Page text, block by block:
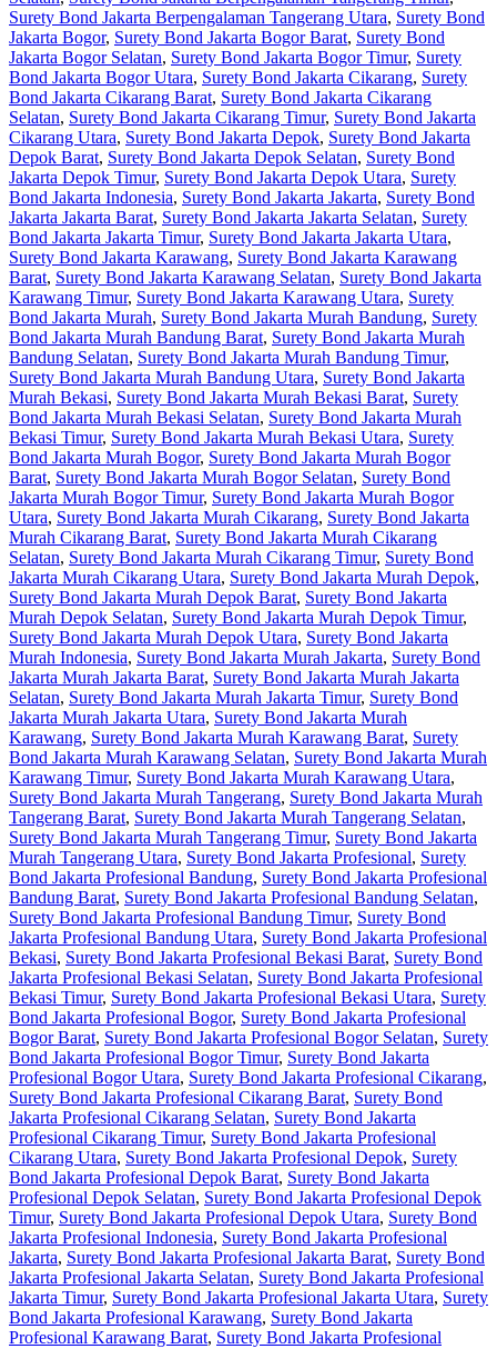
Surety Bond Jakarta Berpengalaman Tangerang Utara, Surety Bond
Jakarta Bogor, Surety Bond Jakarta Bogor Barat, Surety Bond
Jakarta Bogor Selatan, Surety Bond Jakarta Bogor Timur, Surety
Bond Jakarta Bogor Utara, Surety Bond Jakarta Cikarang, Surety
Bond Jakarta Cikarang Barat, Surety Bond Jakarta Cikarang
Selatan, Surety Bond Jakarta Cikarang Timur, Surety Bond Jakarta
Cikarang Utara, Surety Bond Jakarta Depok, Surety Bond Jakarta
Depok Barat, Surety Bond Jakarta Depok Selatan, Surety Bond
Jakarta Depok Timur, Surety Bond Jakarta Depok Utara, Surety
Bond Jakarta Indonesia, Surety Bond Jakarta Jakarta, Surety Bond
Jakarta Jakarta Barat, Surety Bond Jakarta Jakarta Selatan, Surety
Bond Jakarta Jakarta Timur, Surety Bond Jakarta Jakarta Utara,
Surety Bond Jakarta Karawang, Surety Bond Jakarta Karawang
Barat, Surety Bond Jakarta Karawang Selatan, Surety Bond Jakarta
Karawang Timur, Surety Bond Jakarta Karawang Utara, Surety
Bond Jakarta Murah, Surety Bond Jakarta Murah Bandung, Surety
Bond Jakarta Murah Bandung Barat, Surety Bond Jakarta Murah
Bandung Selatan, Surety Bond Jakarta Murah Bandung Timur,
Surety Bond Jakarta Murah Bandung Utara, Surety Bond Jakarta
Murah Bekasi, Surety Bond Jakarta Murah Bekasi Barat, Surety
Bond Jakarta Murah Bekasi Selatan, Surety Bond Jakarta Murah
Bekasi Timur, Surety Bond Jakarta Murah Bekasi Utara, Surety
Bond Jakarta Murah Bogor, Surety Bond Jakarta Murah Bogor
Barat, Surety Bond Jakarta Murah Bogor Selatan, Surety Bond
Jakarta Murah Bogor Timur, Surety Bond Jakarta Murah Bogor
Utara, Surety Bond Jakarta Murah Cikarang, Surety Bond Jakarta
Murah Cikarang Barat, Surety Bond Jakarta Murah Cikarang
Selatan, Surety Bond Jakarta Murah Cikarang Timur, Surety Bond
Jakarta Murah Cikarang Utara, Surety Bond Jakarta Murah Depok,
Surety Bond Jakarta Murah Depok Barat, Surety Bond Jakarta
Murah Depok Selatan, Surety Bond Jakarta Murah Depok Timur,
Surety Bond Jakarta Murah Depok Utara, Surety Bond Jakarta
Murah Indonesia, Surety Bond Jakarta Murah Jakarta, Surety Bond
Jakarta Murah Jakarta Barat, Surety Bond Jakarta Murah Jakarta
Selatan, Surety Bond Jakarta Murah Jakarta Timur, Surety Bond
Jakarta Murah Jakarta Utara, Surety Bond Jakarta Murah
Karawang, Surety Bond Jakarta Murah Karawang Barat, Surety
Bond Jakarta Murah Karawang Selatan, Surety Bond Jakarta Murah
Karawang Timur, Surety Bond Jakarta Murah Karawang Utara,
Surety Bond Jakarta Murah Tangerang, Surety Bond Jakarta Murah
Tangerang Barat, Surety Bond Jakarta Murah Tangerang Selatan,
Surety Bond Jakarta Murah Tangerang Timur, Surety Bond Jakarta
Murah Tangerang Utara, Surety Bond Jakarta Profesional, Surety
Bond Jakarta Profesional Bandung, Surety Bond Jakarta Profesional
Bandung Barat, Surety Bond Jakarta Profesional Bandung Selatan,
Surety Bond Jakarta Profesional Bandung Timur, Surety Bond
Jakarta Profesional Bandung Utara, Surety Bond Jakarta Profesional
Bekasi, Surety Bond Jakarta Profesional Bekasi Barat, Surety Bond
Jakarta Profesional Bekasi Selatan, Surety Bond Jakarta Profesional
Bekasi Timur, Surety Bond Jakarta Profesional Bekasi Utara, Surety
Bond Jakarta Profesional Bogor, Surety Bond Jakarta Profesional
Bogor Barat, Surety Bond Jakarta Profesional Bogor Selatan, Surety
Bond Jakarta Profesional Bogor Timur, Surety Bond Jakarta
Profesional Bogor Utara, Surety Bond Jakarta Profesional Cikarang,
Surety Bond Jakarta Profesional Cikarang Barat, Surety Bond
Jakarta Profesional Cikarang Selatan, Surety Bond Jakarta
Profesional Cikarang Timur, Surety Bond Jakarta Profesional
Cikarang Utara, Surety Bond Jakarta Profesional Depok, Surety
Bond Jakarta Profesional Depok Barat, Surety Bond Jakarta
Profesional Depok Selatan, Surety Bond Jakarta Profesional Depok
Timur, Surety Bond Jakarta Profesional Depok Utara, Surety Bond
Jakarta Profesional Indonesia, Surety Bond Jakarta Profesional
Jakarta, Surety Bond Jakarta Profesional Jakarta Barat, Surety Bond
Jakarta Profesional Jakarta Selatan, Surety Bond Jakarta Profesional
Jakarta Timur, Surety Bond Jakarta Profesional Jakarta Utara, Surety
Bond Jakarta Profesional Karawang, Surety Bond Jakarta
Profesional Karawang Barat, Surety Bond Jakarta Profesional